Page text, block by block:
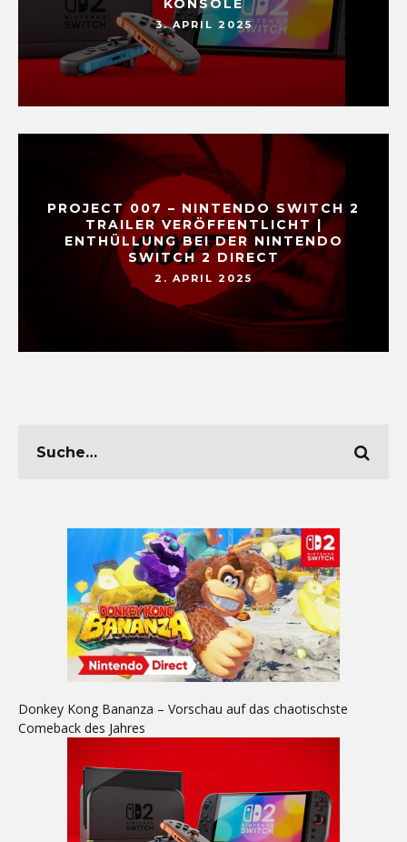
KONSOLE
3. APRIL 2025
PROJECT 007 – NINTENDO SWITCH 2
TRAILER VERÖFFENTLICHT |
ENTHÜLLUNG BEI DER NINTENDO
SWITCH 2 DIRECT
2. APRIL 2025
Donkey Kong Bananza – Vorschau auf das chaotischste
Comeback des Jahres